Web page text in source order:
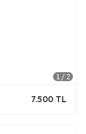
7.500 TL